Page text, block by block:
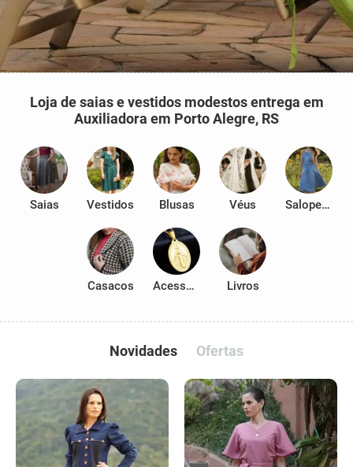
Loja de saias e vestidos modestos entrega em
Auxiliadora em Porto Alegre, RS
Saias Vestidos Blusas Véus Salopetes
Casacos Acessórios Livros
Novidades Ofertas